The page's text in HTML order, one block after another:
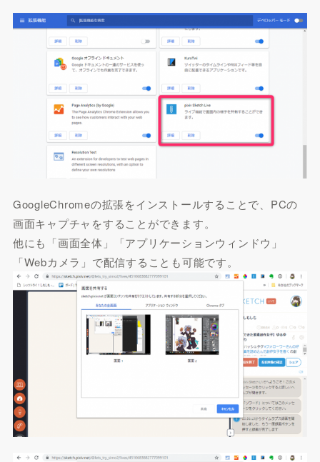
GoogleChromeの拡張をインストールすることで、PCの
画面キャプチャをすることができます。
他にも「画面全体」「アプリケーションウィンドウ」
「Webカメラ」で配信することも可能です。